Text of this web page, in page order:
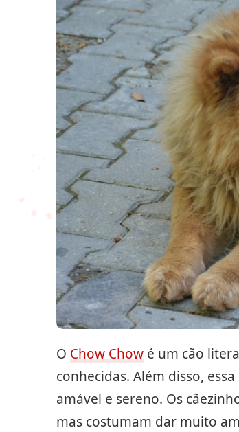
O Chow Chow é um cão
conhecidas. Além disso,
amável e sereno. Os
mas costumam dar muito